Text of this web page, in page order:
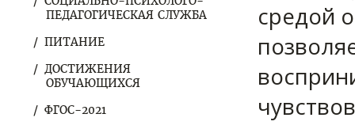
ПЕДАГОГИЧЕСКАЯ СЛУЖБА
ПИТАНИЕ
ДОСТИЖЕНИЯ
ОБУЧАЮЩИХСЯ
ФГОС-2021
средой